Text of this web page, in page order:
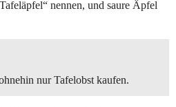
nennen, und saure Äpfel
nur Tafelobst kaufen.